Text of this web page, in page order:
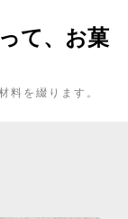
て、お菓
料を綴ります。